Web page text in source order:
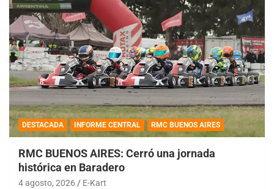
DESTACADA INFORME CENTRAL RMC BUENOS AIRES
RMC BUENOS AIRES: Cerró una jornada
histórica en Baradero
4 agosto, 2026 E-Kart